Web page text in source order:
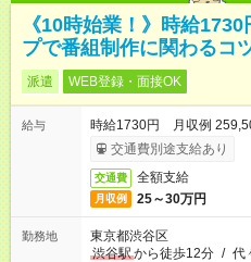
《10時始業！》時給
プで番組制作に関わるコ
派遣 WEB登録・面接OK
給与
時給1730円 月収例
交通費別途支給あり
交通費 全額支給
月収例 25～30万円
勤務地
東京都渋谷区
渋谷駅から徒歩12分 / 代